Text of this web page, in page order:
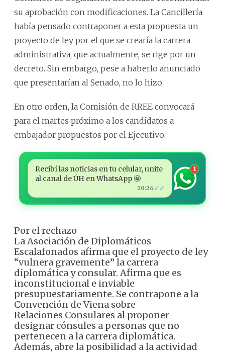
su aprobación con modificaciones. La Cancillería
había pensado contraponer a esta propuesta un
proyecto de ley por el que se crearía la carrera
administrativa, que actualmente, se rige por un
decreto. Sin embargo, pese a haberlo anunciado
que presentarían al Senado, no lo hizo.
En otro orden, la Comisión de RREE convocará
para el martes próximo a los candidatos a
embajador propuestos por el Ejecutivo.
Recibí las noticias en tu celular, unite
al canal de ÚH en WhatsApp 🤩
20:26 ✓✓
1
Por el rechazo
La Asociación de Diplomáticos
Escalafonados afirma que el proyecto de ley
“vulnera gravemente” la carrera
diplomática y consular. Afirma que es
inconstitucional e inviable
presupuestariamente. Se contrapone a la
Convención de Viena sobre
Relaciones Consulares al proponer
designar cónsules a personas que no
pertenecen a la carrera diplomática.
Además, abre la posibilidad a la actividad